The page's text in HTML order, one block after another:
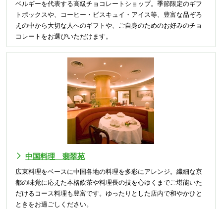
ベルギーを代表する高級チョコレートショップ。季節限定のギフ
トボックスや、コーヒー・ビスキュイ・アイス等、豊富な品ぞろ
えの中から大切な人へのギフトや、ご自身のためのお好みのチョ
コレートをお選びいただけます。
中国料理 翡翠苑
広東料理をベースに中国各地の料理を多彩にアレンジ。繊細な京
都の味覚に応えた本格飲茶や料理長の技を心ゆくまでご堪能いた
だけるコース料理も豊富です。ゆったりとした店内で和やかひと
ときをお過ごしください。